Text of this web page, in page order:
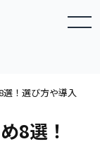
toggle navigation
！選び方や導入
8選！